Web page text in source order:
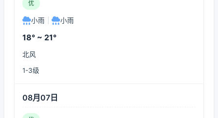
优
小雨 小雨
18° ~ 21°
北风
1-3级
08月07日